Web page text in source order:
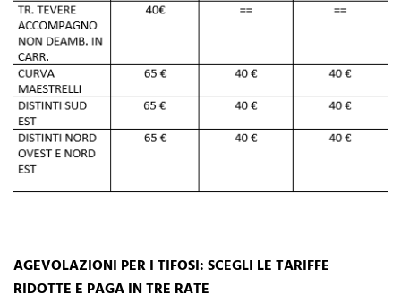
AGEVOLAZIONI PER I TIFOSI: SCEGLI LE TARIFFE
RIDOTTE E PAGA IN TRE RATE